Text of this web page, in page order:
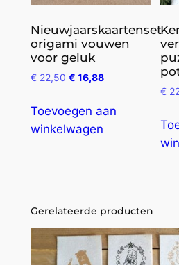
Nieuwjaarskaartenset
origami vouwen
voor geluk
€22,50 € 16,88
Toevoegen aan
winkelwagen
€
Gerelateerde producten